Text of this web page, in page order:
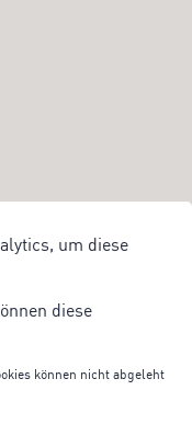
um diese
diese
können nicht abgeleht